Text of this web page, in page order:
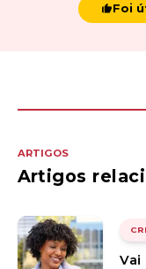
Foi
ARTIGOS
Artigos
Vai